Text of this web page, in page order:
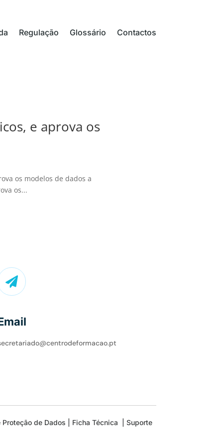
Regulação Glossário Contactos
e aprova os
os modelos de dados a
os...

de Dados Ficha Técnica Suporte